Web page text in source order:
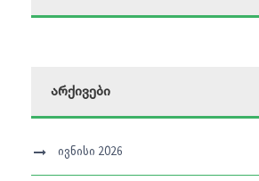
არქივები
ივნისი 2026